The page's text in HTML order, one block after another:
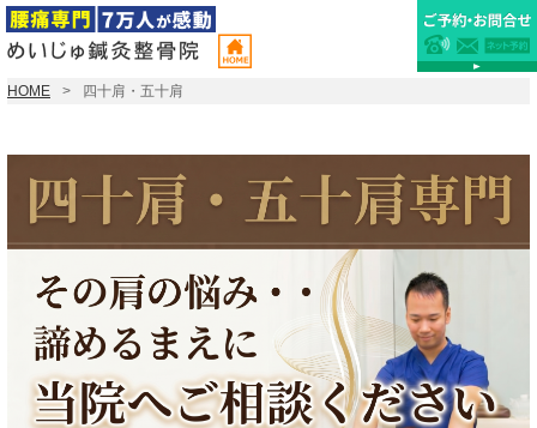
HOME 四十肩・五十肩